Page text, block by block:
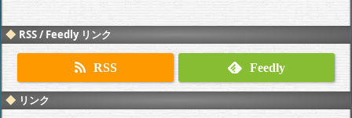
RSS / Feedly リンク
RSS Feedly
リンク